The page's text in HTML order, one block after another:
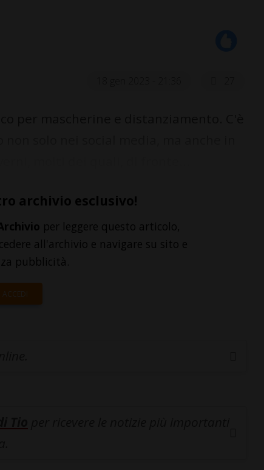
archivio esclusivo!
per leggere questo articolo,
all'archivio e navigare su sito e
pubblicità.
ACCEDI